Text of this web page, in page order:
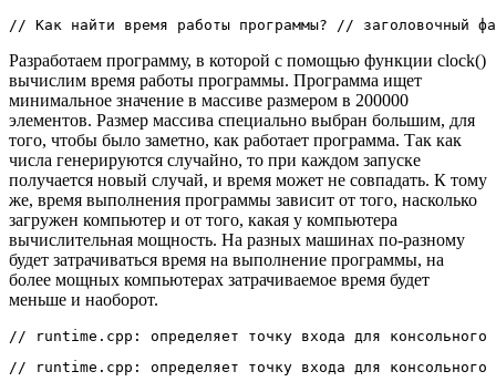
// Как найти время работы программы? //
Разработаем программу, в которой с помощью функции clock()
вычислим время работы программы. Программа ищет
минимальное значение в массиве размером в 200000
элементов. Размер массива специально выбран большим, для
того, чтобы было заметно, как работает программа. Так как
числа генерируются случайно, то при каждом запуске
получается новый случай, и время может не совпадать. К тому
же, время выполнения программы зависит от того, насколько
загружен компьютер и от того, какая у компьютера
вычислительная мощность. На разных машинах по-разному
будет затрачиваться время на выполнение программы, на
более мощных компьютерах затрачиваемое время будет
меньше и наоборот.
// runtime.cpp: определяет точку входа для
// runtime.cpp: определяет точку входа для